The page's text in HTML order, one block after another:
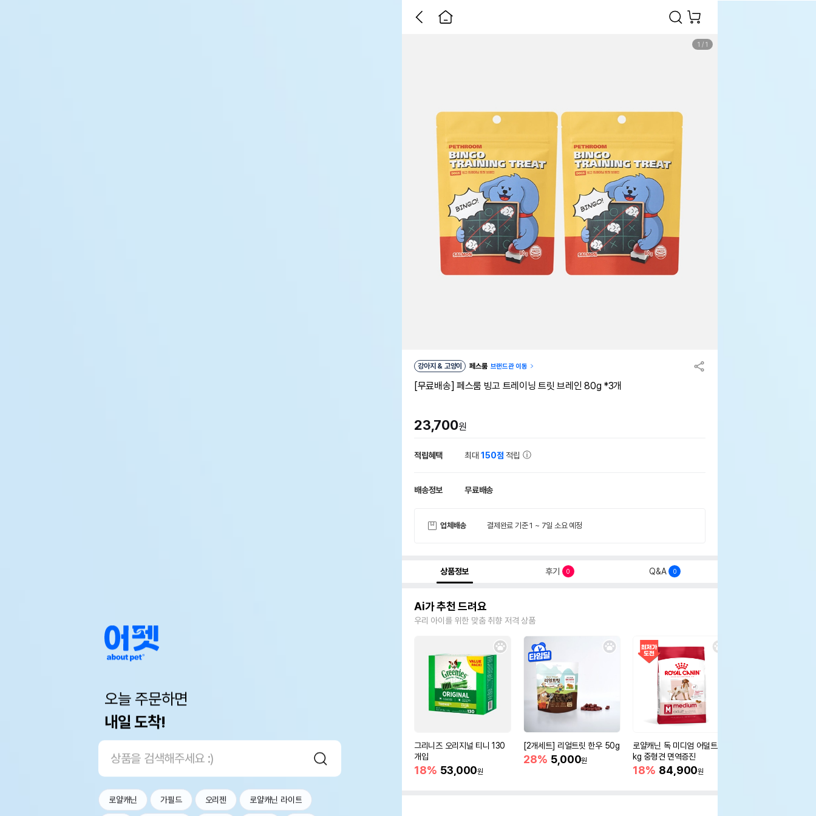
오늘 주문하면
내일 도착!
로얄캐닌 가필드 오리젠 로얄캐닌 라이트
1 / 1
강아지 & 고양이 페스룸 브랜드관 이동
[무료배송] 페스룸 빙고 트레이닝 트릿 브레인 80g *3개
23,700원
적립혜택 최대150점 적립
배송정보 무료배송
업체배송 결제완료 기준 1 ~ 7일 소요 예정
상품정보 후기 0 Q&A 0
Ai가 추천 드려요
우리 아이를 위한 맞춤 취향 저격 상품
그리니즈 오리지널 티니 130
개입
18% 53,000원
[2개세트] 리얼트릿 한우 50g
28% 5,000원
로얄캐닌 독 미디엄 어덜트 10
kg 중형견 면역증진
18% 84,900원